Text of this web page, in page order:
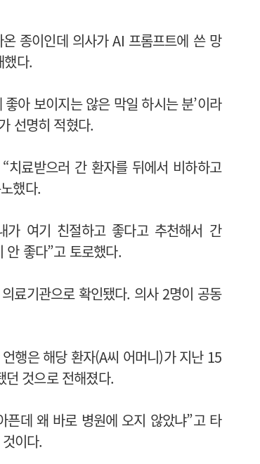
종이인데 의사가 AI 프롬프트에 쓴 망
다.
아 보이지는 않은 막일 하시는 분’이라
선명히 적혔다.
료받으러 간 환자를 뒤에서 비하하고
했다.
가 여기 친절하고 좋다고 추천해서 간
안 좋다”고 토로했다.
료기관으로 확인됐다. 의사 2명이 공동
행은 해당 환자(A씨 어머니)가 지난 15
던 것으로 전해졌다.
데 왜 바로 병원에 오지 않았냐”고 타
이다.